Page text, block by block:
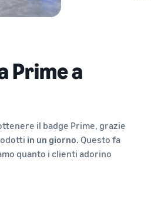
Prime a
il badge Prime, grazie
in un giorno. Questo fa
quanto i clienti adorino